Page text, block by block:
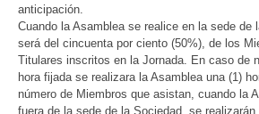
anticipación.
Cuando la Asamblea se realice en la sede de
será del cincuenta por ciento (50%), de los
Titulares inscritos en la Jornada. En caso de
hora fijada se realizara la Asamblea una (1)
número de Miembros que asistan, cuando la
fuera de la sede de la Sociedad, se